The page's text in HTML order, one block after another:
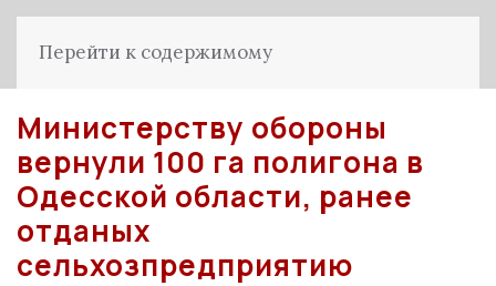
Перейти к содержимому
Министерству обороны
вернули 100 га полигона в
Одесской области, ранее
отданых
сельхозпредприятию